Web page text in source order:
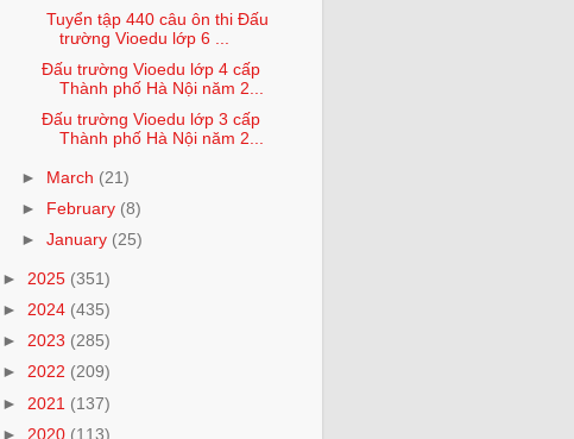
Tuyển tập 440 câu ôn thi Đấu
trường Vioedu lớp 6 ...
Đấu trường Vioedu lớp 4 cấp
Thành phố Hà Nội năm 2...
Đấu trường Vioedu lớp 3 cấp
Thành phố Hà Nội năm 2...
► March (21)
►
February (8)
►January (25)
► 2025 (351)
► 2024 (435)
► 2023 (285)
► 2022 (209)
► 2021 (137)
► 2020 (113)